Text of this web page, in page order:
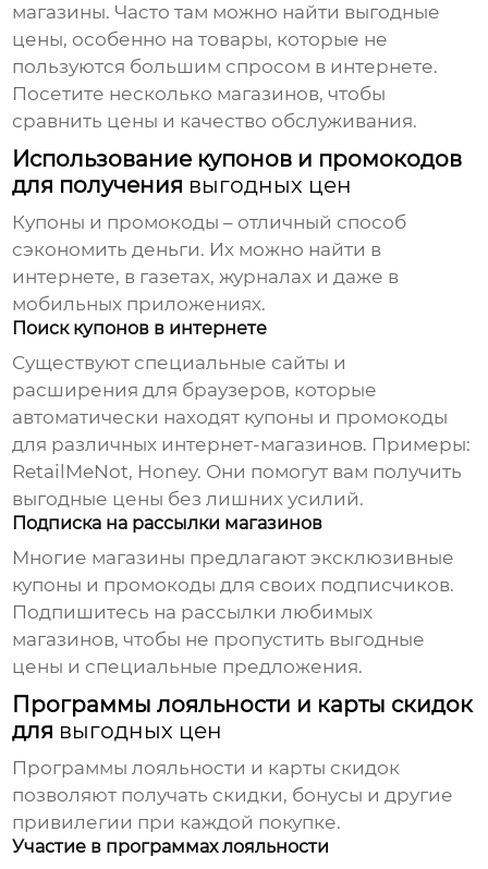
магазины. Часто там можно найти выгодные
цены, особенно на товары, которые не
пользуются большим спросом в интернете.
Посетите несколько магазинов, чтобы
сравнить цены и качество обслуживания.
Использование купонов и промокодов
для получения выгодных цен
Купоны и промокоды – отличный способ
сэкономить деньги. Их можно найти в
интернете, в газетах, журналах и даже в
мобильных приложениях.
Поиск купонов в интернете
Существуют специальные сайты и
расширения для браузеров, которые
автоматически находят купоны и промокоды
для различных интернет-магазинов. Примеры:
RetailMeNot, Honey. Они помогут вам получить
выгодные цены без лишних усилий.
Подписка на рассылки магазинов
Многие магазины предлагают эксклюзивные
купоны и промокоды для своих подписчиков.
Подпишитесь на рассылки любимых
магазинов, чтобы не пропустить выгодные
цены и специальные предложения.
Программы лояльности и карты скидок
для выгодных цен
Программы лояльности и карты скидок
позволяют получать скидки, бонусы и другие
привилегии при каждой покупке.
Участие в программах лояльности